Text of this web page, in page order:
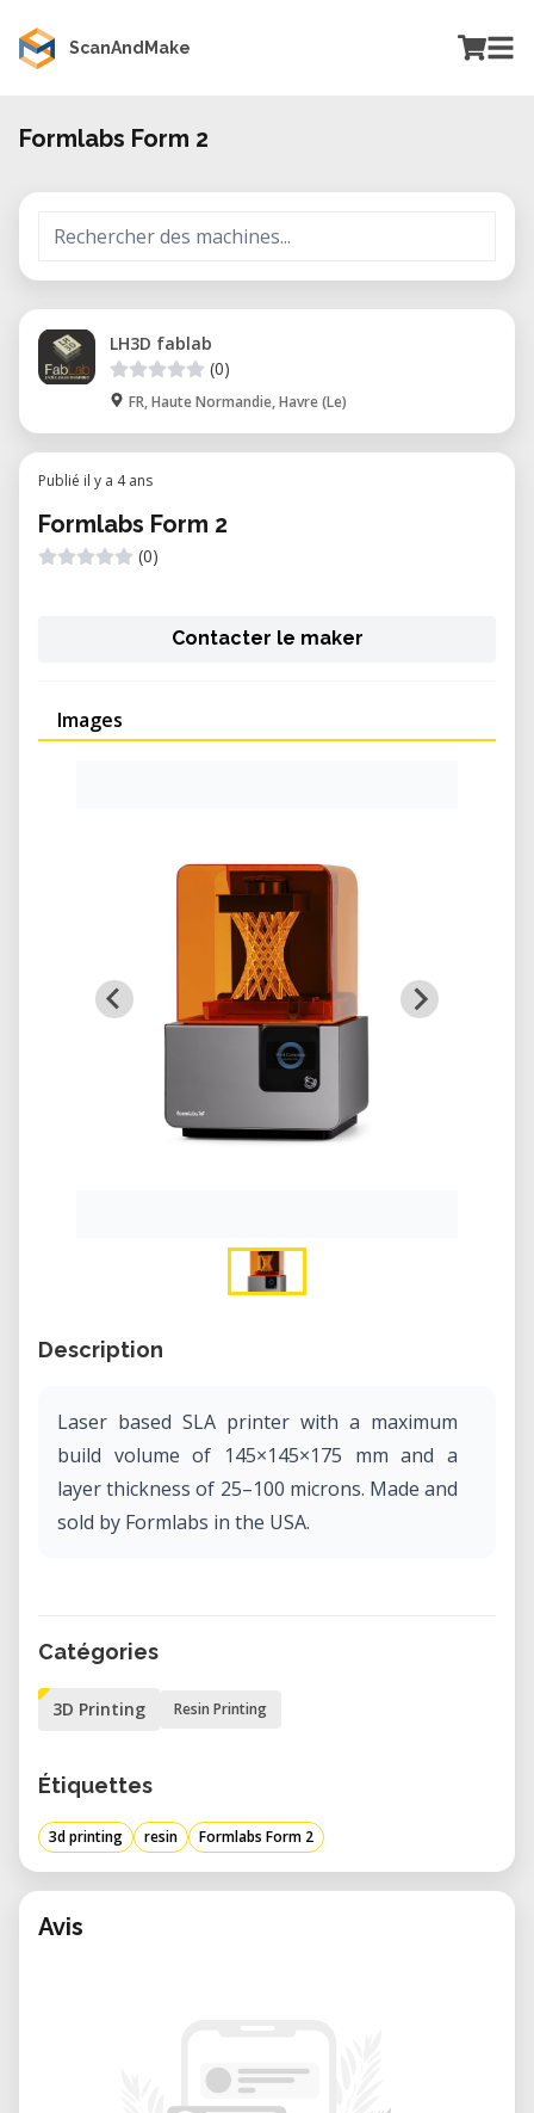
ScanAndMake
Formlabs Form 2
LH3D fablab
(0)
FR, Haute Normandie, Havre (Le)
Publié il y a 4 ans
Formlabs Form 2
(0)
Contacter le maker
Images
Description
Laser based SLA printer with a maximum
build volume of 145×145×175 mm and a
layer thickness of 25–100 microns. Made and
sold by Formlabs in the USA.
Catégories
3D Printing Resin Printing
Étiquettes
3d printing resin Formlabs Form 2
Avis